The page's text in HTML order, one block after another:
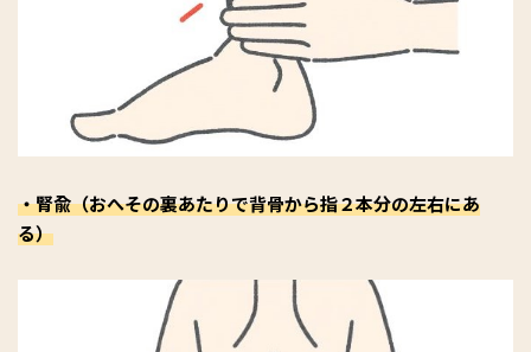
・腎兪（おへその裏あたりで背骨から指２本分の左右にあ
る）